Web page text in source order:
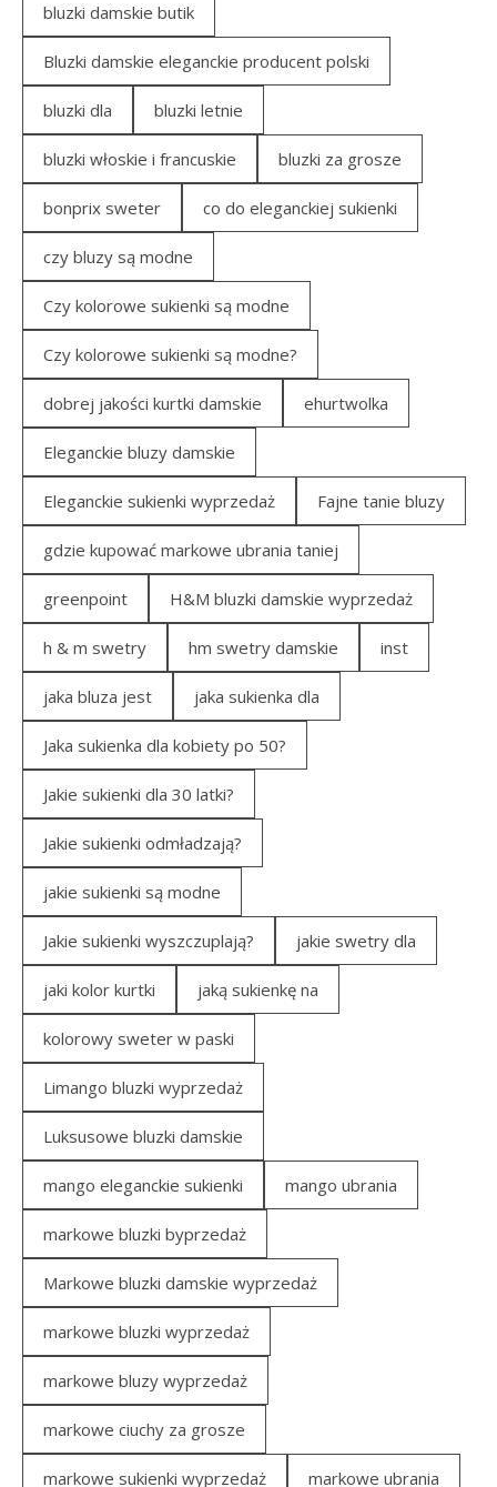
bluzki damskie butik
Bluzki damskie eleganckie producent polski
bluzki dla bluzki letnie
bluzki włoskie i francuskie bluzki za grosze
bonprix sweter co do eleganckiej sukienki
czy bluzy są modne
Czy kolorowe sukienki są modne
Czy kolorowe sukienki są modne?
dobrej jakości kurtki damskie ehurtwolka
Eleganckie bluzy damskie
Eleganckie sukienki wyprzedaż Fajne tanie bluzy
gdzie kupować markowe ubrania taniej
greenpoint H&M bluzki damskie wyprzedaż
h & m swetry hm swetry damskie inst
jaka bluza jest jaka sukienka dla
Jaka sukienka dla kobiety po 50?
Jakie sukienki dla 30 latki?
Jakie sukienki odmładzają?
jakie sukienki są modne
Jakie sukienki wyszczuplają? jakie swetry dla
jaki kolor kurtki jaką sukienkę na
kolorowy sweter w paski
Limango bluzki wyprzedaż
Luksusowe bluzki damskie
mango eleganckie sukienki mango ubrania
markowe bluzki byprzedaż
Markowe bluzki damskie wyprzedaż
markowe bluzki wyprzedaż
markowe bluzy wyprzedaż
markowe ciuchy za grosze
markowe sukienki wyprzedaż markowe ubrania